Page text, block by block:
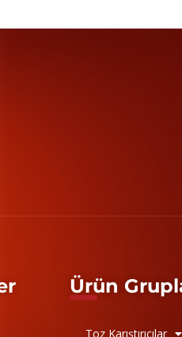
Ürün
Toz Karıştırıcılar